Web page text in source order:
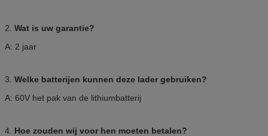
2. Wat is uw garantie?
A: 2 jaar
3. Welke batterijen kunnen deze lader gebruiken?
A: 60V het pak van de lithiumbatterij
4. Hoe zouden wij voor hen moeten betalen?